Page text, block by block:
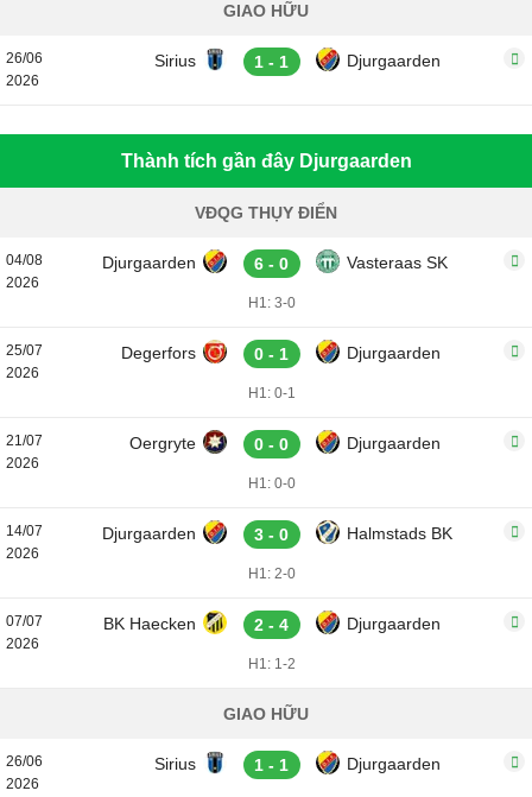
GIAO HỮU
26/06
2026
Sirius 1 - 1 Djurgaarden
Thành tích gần đây Djurgaarden
VĐQG THỤY ĐIỂN
04/08
2026
Djurgaarden 6 - 0 Vasteraas SK
H1: 3-0
25/07
2026
Degerfors 0 - 1 Djurgaarden
H1: 0-1
21/07
2026
Oergryte 0 - 0 Djurgaarden
H1: 0-0
14/07
2026
Djurgaarden 3 - 0 Halmstads BK
H1: 2-0
07/07
2026
BK Haecken 2 - 4 Djurgaarden
H1: 1-2
GIAO HỮU
26/06
2026
Sirius 1 - 1 Djurgaarden